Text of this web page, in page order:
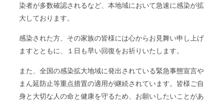
染者が多数確認されるなど、本地域において急速に感染が拡
大しております。
感染された方、その家族の皆様には心からお見舞い申し上げ
ますとともに、１日も早い回復をお祈りいたします。
また、全国の感染拡大地域に発出されている緊急事態宣言や
まん延防止等重点措置の適用が継続されています。皆様ご自
身と大切な人の命と健康を守るため、お願いしたいことがあ